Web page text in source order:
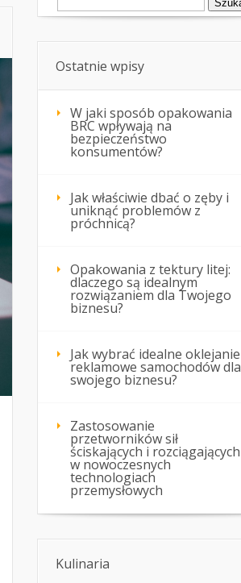
Ostatnie wpisy
W jaki sposób opakowania
BRC wpływają na
bezpieczeństwo
konsumentów?
Jak właściwie dbać o zęby i
uniknąć problemów z
próchnicą?
Opakowania z tektury litej:
dlaczego są idealnym
rozwiązaniem dla Twojego
biznesu?
Jak wybrać idealne oklejanie
reklamowe samochodów dla
swojego biznesu?
Zastosowanie
przetworników sił
ściskających i rozciągających
w nowoczesnych
technologiach
przemysłowych
Kulinaria